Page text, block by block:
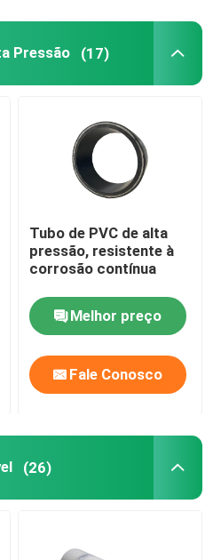
Pressão (17)
Tubo de PVC de alta
pressão, resistente à
corrosão contínua
Melhor preço
Fale Conosco
(26)